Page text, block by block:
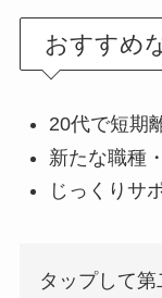
おすすめ
20代で短期
新たな職種
じっくりサ
タップして